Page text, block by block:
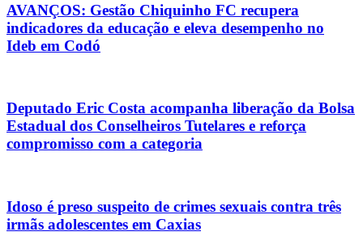
AVANÇOS: Gestão Chiquinho FC recupera
indicadores da educação e eleva desempenho no
Ideb em Codó
Deputado Eric Costa acompanha liberação da Bolsa
Estadual dos Conselheiros Tutelares e reforça
compromisso com a categoria
Idoso é preso suspeito de crimes sexuais contra três
irmãs adolescentes em Caxias